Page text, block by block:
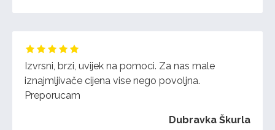
Izvrsni, brzi, uvijek na pomoci. Za nas male
iznajmljivače cijena vise nego povoljna.
Preporucam
Dubravka Škurla